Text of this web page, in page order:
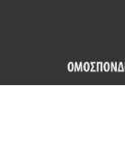
content